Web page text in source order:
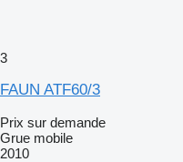
3
FAUN ATF60/3
Prix sur demande
Grue mobile
2010